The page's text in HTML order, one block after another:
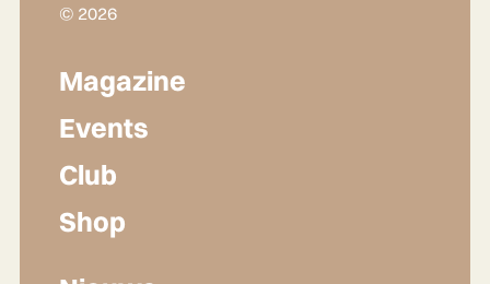
© 2026
Magazine
Events
Club
Shop